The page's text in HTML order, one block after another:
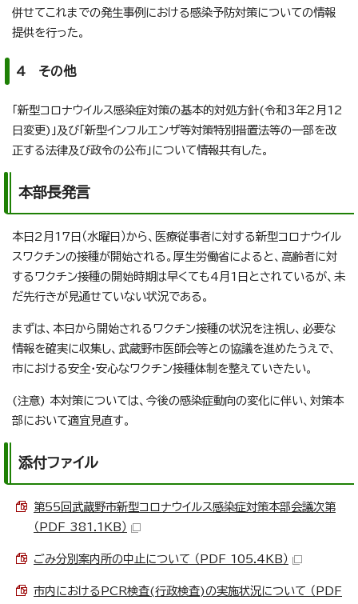
併せてこれまでの発生事例における感染予防対策についての情報
提供を行った。
4 その他
「新型コロナウイルス感染症対策の基本的対処方針(令和3年2月12
日変更)」及び「新型インフルエンザ等対策特別措置法等の一部を改
正する法律及び政令の公布」について情報共有した。
本部長発言
本日2月17日（水曜日）から、医療従事者に対する新型コロナウイル
スワクチンの接種が開始される。厚生労働省によると、高齢者に対
するワクチン接種の開始時期は早くても4月1日とされているが、未
だ先行きが見通せていない状況である。
まずは、本日から開始されるワクチン接種の状況を注視し、必要な
情報を確実に収集し、武蔵野市医師会等との協議を進めたうえで、
市における安全・安心なワクチン接種体制を整えていきたい。
(注意) 本対策については、今後の感染症動向の変化に伴い、対策本
部において適宜見直す。
添付ファイル
第55回武蔵野市新型コロナウイルス感染症対策本部会議次第
（PDF 381.1KB）
ごみ分別案内所の中止について （PDF 105.4KB）
市内におけるPCR検査(行政検査)の実施状況について （PDF